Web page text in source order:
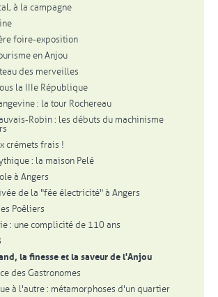
à la campagne
foire-exposition
en Anjou
des merveilles
la IIIe République
: la tour Rochereau
Robin : les débuts du machinisme
crémets frais !
: la maison Pelé
à Angers
de la "fée électricité" à Angers
Poêliers
: une complicité de 110 ans
la finesse et la saveur de l'Anjou
des Gastronomes
à l'autre : métamorphoses d'un quartier